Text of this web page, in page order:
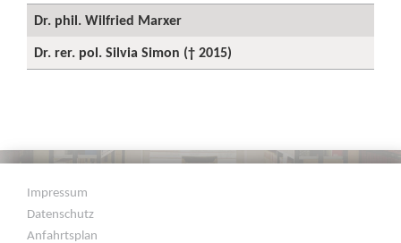
Dr. phil. Wilfried Marxer
Dr. rer. pol. Silvia Simon († 2015)
Impressum
Datenschutz
Anfahrtsplan